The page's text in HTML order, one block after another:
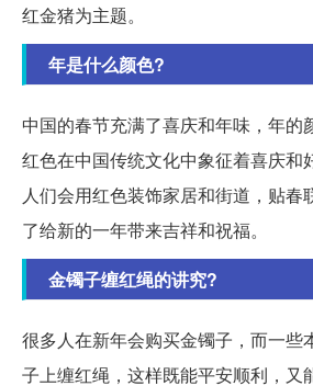
红金猪为主题。
年是什么颜色?
中国的春节充满了喜庆和年味，年的
红色在中国传统文化中象征着喜庆和
人们会用红色装饰家居和街道，贴春
了给新的一年带来吉祥和祝福。
金镯子缠红绳的讲究?
很多人在新年会购买金镯子，而一些
子上缠红绳，这样既能平安顺利，又